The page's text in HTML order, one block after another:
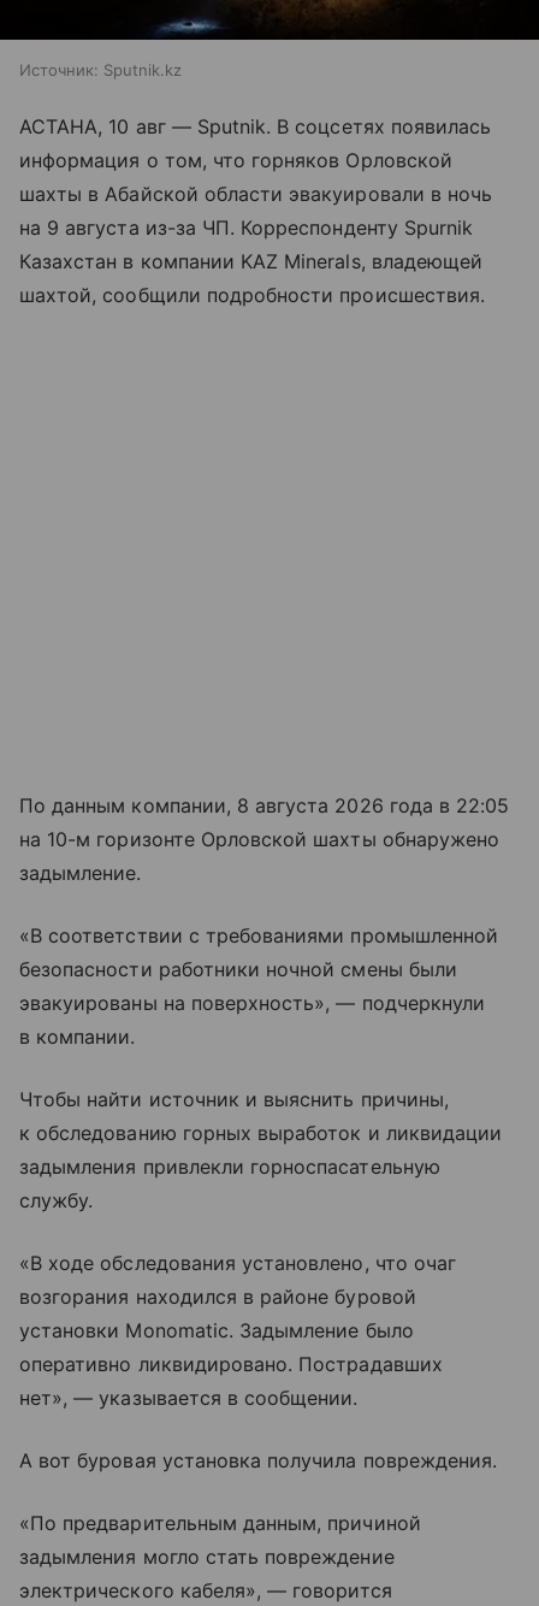
Источник: Sputnik.kz
АСТАНА, 10 авг — Sputnik. В соцсетях появилась
информация о том, что горняков Орловской
шахты в Абайской области эвакуировали в ночь
на 9 августа из-за ЧП. Корреспонденту Spurnik
Казахстан в компании KAZ Minerals, владеющей
шахтой, сообщили подробности происшествия.
По данным компании, 8 августа 2026 года в 22:05
на 10-м горизонте Орловской шахты обнаружено
задымление.
«В соответствии с требованиями промышленной
безопасности работники ночной смены были
эвакуированы на поверхность», — подчеркнули
в компании.
Чтобы найти источник и выяснить причины,
к обследованию горных выработок и ликвидации
задымления привлекли горноспасательную
службу.
«В ходе обследования установлено, что очаг
возгорания находился в районе буровой
установки Monomatic. Задымление было
оперативно ликвидировано. Пострадавших
нет», — указывается в сообщении.
А вот буровая установка получила повреждения.
«По предварительным данным, причиной
задымления могло стать повреждение
электрического кабеля», — говорится